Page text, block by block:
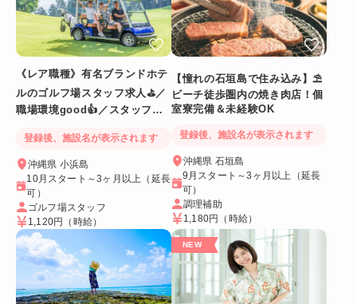
《レア職種》有名ブランドホテ
ルのゴルフ場スタッフ求人⛳／
職場環境good👍／スタッフ満
登録後、施設名が表示されます
沖縄県 小浜島
10月スタート～3ヶ月以上（延長
可）
ゴルフ場スタッフ
1,120円 （時給）
【憧れの石垣島で住み込み】⛱
ビーチ徒歩圏内の焼き肉店！個
室寮完備＆未経験OK
登録後、施設名が表示されます
沖縄県 石垣島
9月スタート～3ヶ月以上（延長
可）
調理補助
1,180円 （時給）